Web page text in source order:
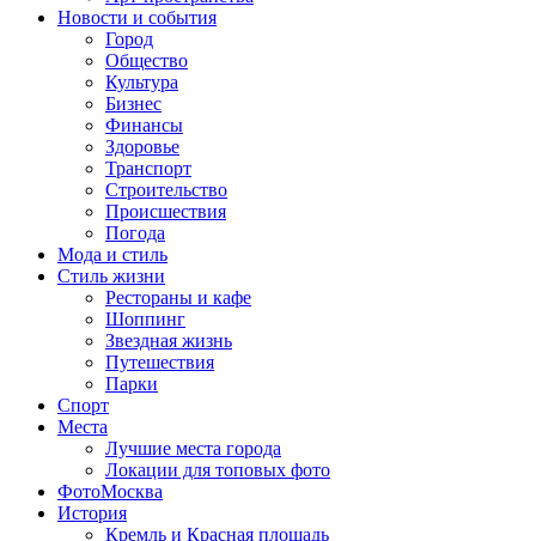
Новости и события
Город
Общество
Культура
Бизнес
Финансы
Здоровье
Транспорт
Строительство
Происшествия
Погода
Мода и стиль
Стиль жизни
Рестораны и кафе
Шоппинг
Звездная жизнь
Путешествия
Парки
Спорт
Места
Лучшие места города
Локации для топовых фото
ФотоМосква
История
Кремль и Красная площадь